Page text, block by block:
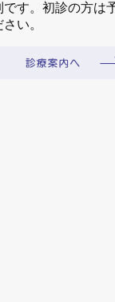
す。初診の方は
い。